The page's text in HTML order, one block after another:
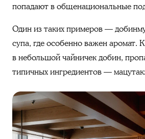
попадают в общенациональные
Один из таких примеров —
супа, где особенно важен аромат.
в небольшой чайничек добин,
типичных ингредиентов —